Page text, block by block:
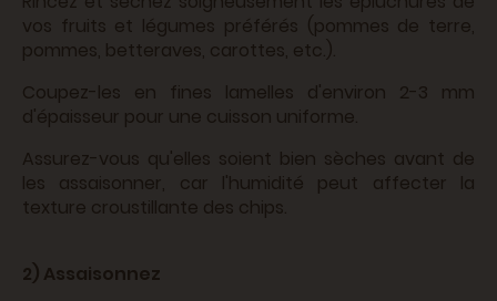
vos fruits et légumes préférés (pommes de terre,
pommes, betteraves, carottes, etc.).
Coupez-les en fines lamelles d'environ 2-3 mm
d'épaisseur pour une cuisson uniforme.
Assurez-vous qu'elles soient bien sèches avant de
les assaisonner, car l'humidité peut affecter la
texture croustillante des chips.
2) Assaisonnez